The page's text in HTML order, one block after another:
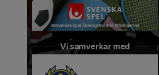
Vi samverkar med